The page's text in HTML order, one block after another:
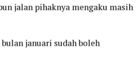
jalan pihaknya mengaku masih
januari sudah boleh